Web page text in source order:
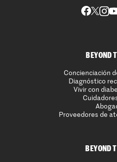
BEYOND
Concienciación
Diagnóstico
Vivir con
Proveedores de
BEYOND